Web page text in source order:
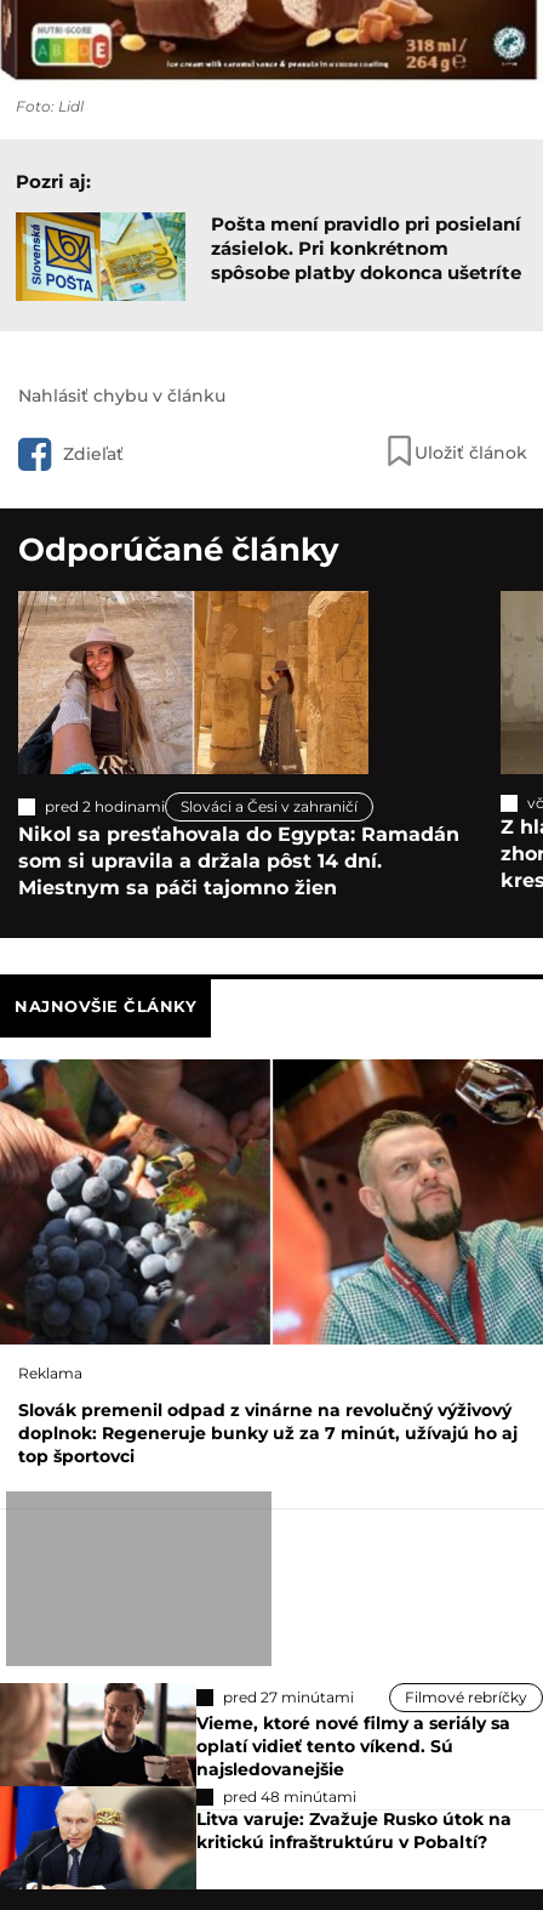
Foto: Lidl
Pozri aj:
Pošta mení pravidlo pri posielaní
zásielok. Pri konkrétnom
spôsobe platby dokonca ušetríte
Nahlásiť chybu v článku
Zdieľať Uložiť článok
Odporúčané články
pred 2 hodinami Slováci a Česi v zahraničí
Nikol sa presťahovala do Egypta: Ramadán
som si upravila a držala pôst 14 dní.
Miestnym sa páči tajomno žien
Z
NAJNOVŠIE ČLÁNKY
Reklama
Slovák premenil odpad z vinárne na revolučný výživový
doplnok: Regeneruje bunky už za 7 minút, užívajú ho aj
top športovci
pred 27 minútami Filmové rebríčky
Vieme, ktoré nové filmy a seriály sa
oplatí vidieť tento víkend. Sú
najsledovanejšie
pred 48 minútami
Litva varuje: Zvažuje Rusko útok na
kritickú infraštruktúru v Pobaltí?